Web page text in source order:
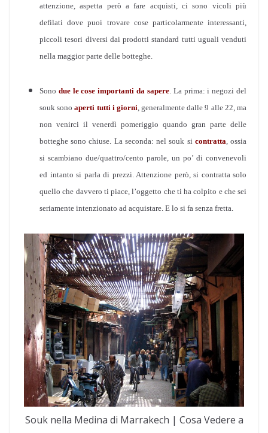
attenzione, aspetta però a fare acquisti, ci sono vicoli più
defilati dove puoi trovare cose particolarmente interessanti,
piccoli tesori diversi dai prodotti standard tutti uguali venduti
nella maggior parte delle botteghe.
Sono due le cose importanti da sapere. La prima: i negozi del
souk sono aperti tutti i giorni , generalmente dalle 9 alle 22, ma
non venirci il venerdì pomeriggio quando gran parte delle
botteghe sono chiuse. La seconda: nel souk si contratta , ossia
si scambiano due/quattro/cento parole, un po’ di convenevoli
ed intanto si parla di prezzi. Attenzione però, si contratta solo
quello che davvero ti piace, l’oggetto che ti ha colpito e che sei
seriamente intenzionato ad acquistare. E lo si fa senza fretta.
Souk nella Medina di Marrakech | Cosa Vedere a